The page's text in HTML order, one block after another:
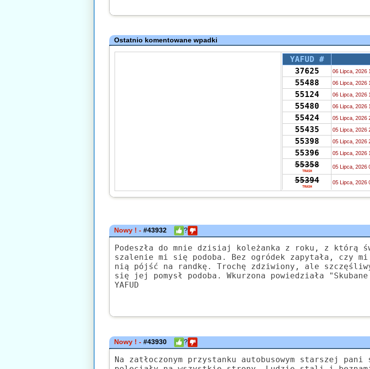
Ostatnio komentowane wpadki
YAFUD #
37625
06 Lipca, 2026
55488 06 Lipca, 2026
55124 06 Lipca, 2026
55480 06 Lipca, 2026
55424 05 Lipca, 2026
55435 05 Lipca, 2026
55398 05 Lipca, 2026
55396 05 Lipca, 2026
55358
TRASH
05 Lipca, 2026
55394
TRASH
05 Lipca, 2026
55319 04 Lipca, 2026
55322
55319 02 Lipca, 2026
55347 02 Lipca, 2026
55319 02 Lipca, 2026
Nowy ! -#43932 ?
Podeszła do mnie dzisiaj koleżanka z roku, z którą
szalenie mi się podoba. Bez ogródek zapytała, czy
nią pójść na randkę. Trochę zdziwiony, ale
się jej pomysł podoba. Wkurzona powiedziała
YAFUD
Nowy ! -#43930 ?
Na zatłoczonym przystanku autobusowym starszej pani